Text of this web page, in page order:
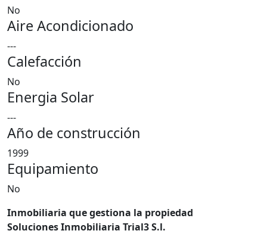
No
Aire Acondicionado
---
Calefacción
No
Energia Solar
---
Año de construcción
1999
Equipamiento
No
Inmobiliaria que gestiona la propiedad
Soluciones Inmobiliaria Trial3 S.l.